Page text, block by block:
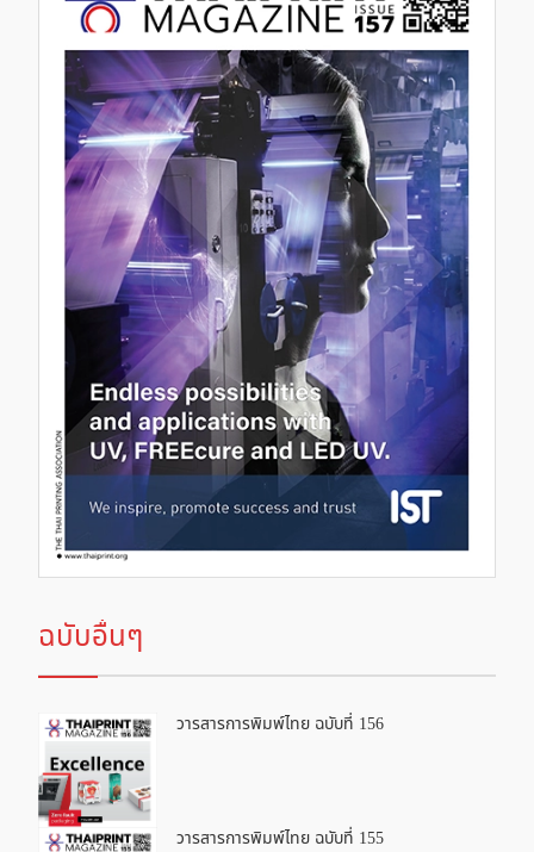
ฉบับอื่นๆ
วารสารการพิมพ์ไทย ฉบับที่ 156
วารสารการพิมพ์ไทย ฉบับที่ 155